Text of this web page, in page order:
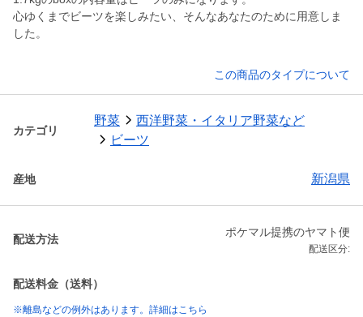
心ゆくまでビーツを楽しみたい、そんなあなたのために用意しま
した。
この商品のタイプについて
カテゴリ
野菜
西洋野菜・イタリア野菜など
ビーツ
産地 新潟県
配送方法
ポケマル提携のヤマト便
配送区分:
配送料金（送料）
※離島などの例外はあります。詳細はこちら